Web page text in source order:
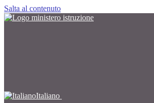
Salta al contenuto
Italiano